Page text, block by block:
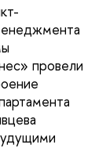
провели